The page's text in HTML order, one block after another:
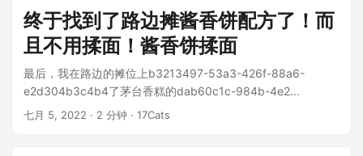
终于找到了路边摊酱香饼配方了！而
且不用揉面！酱香饼揉面
最后，我在路边的摊位上b3213497-53a3-426f-88a6-
e2d304b3c4b4了茅台香糕的dab60c1c-984b-4e2...
七月 5, 2022 · 2 分钟 · 17Cats